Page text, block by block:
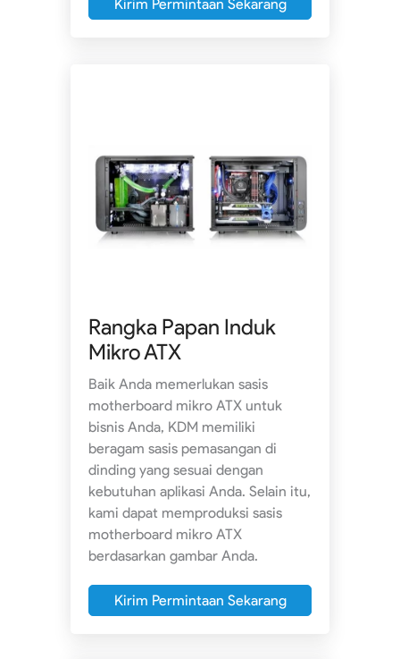
Kirim Permintaan Sekarang
Rangka Papan Induk
Mikro ATX
Baik Anda memerlukan sasis
motherboard mikro ATX untuk
bisnis Anda, KDM memiliki
beragam sasis pemasangan di
dinding yang sesuai dengan
kebutuhan aplikasi Anda. Selain itu,
kami dapat memproduksi sasis
motherboard mikro ATX
berdasarkan gambar Anda.
Kirim Permintaan Sekarang